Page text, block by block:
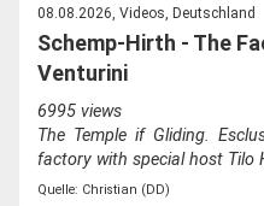
08.08.2026, Videos, Deutschland
Schemp-Hirth - The
Venturini
6995 views
The Temple if Gliding.
factory with special host Tilo
Quelle: Christian (DD)